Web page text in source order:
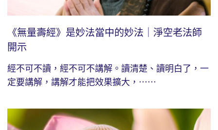
《無量壽經》是妙法當中的妙法｜淨空老法師
開示
經不可不讀，經不可不講解。讀清楚、讀明白了，一
定要講解，講解才能把效果擴大，⋯⋯